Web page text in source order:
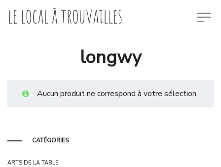
longwy
Aucun produit ne correspond à votre sélection.
CATÉGORIES
ARTS DE LA TABLE